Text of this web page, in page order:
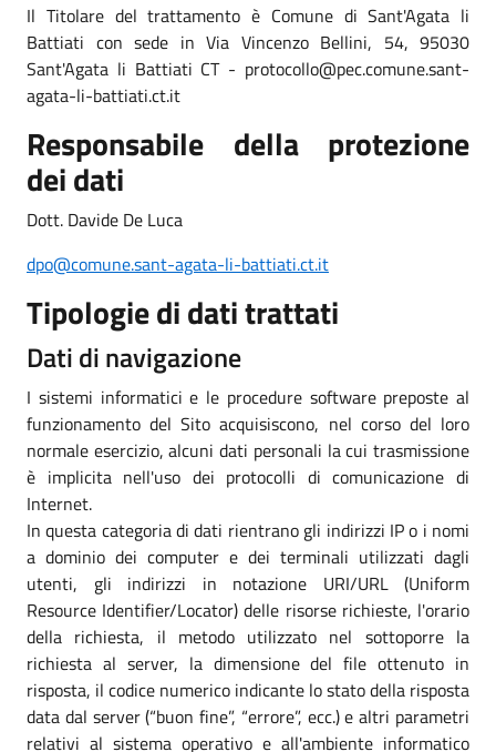
Il Titolare del trattamento è Comune di Sant'Agata li
Battiati con sede in Via Vincenzo Bellini, 54, 95030
Sant'Agata li Battiati CT - protocollo@pec.comune.sant-
agata-li-battiati.ct.it
Responsabile della protezione
dei dati
Dott. Davide De Luca
dpo@comune.sant-agata-li-battiati.ct.it
Tipologie di dati trattati
Dati di navigazione
I sistemi informatici e le procedure software preposte al
funzionamento del Sito acquisiscono, nel corso del loro
normale esercizio, alcuni dati personali la cui trasmissione
è implicita nell'uso dei protocolli di comunicazione di
Internet.
In questa categoria di dati rientrano gli indirizzi IP o i nomi
a dominio dei computer e dei terminali utilizzati dagli
utenti, gli indirizzi in notazione URI/URL (Uniform
Resource Identifier/Locator) delle risorse richieste, l'orario
della richiesta, il metodo utilizzato nel sottoporre la
richiesta al server, la dimensione del file ottenuto in
risposta, il codice numerico indicante lo stato della risposta
data dal server (“buon fine”, “errore”, ecc.) e altri parametri
relativi al sistema operativo e all'ambiente informatico